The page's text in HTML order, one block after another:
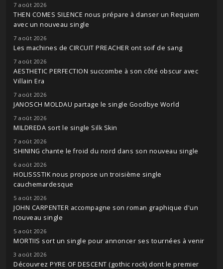
7 août 2026
THEN COMES SILENCE nous prépare à danser un Requiem
avec un nouveau single
7 août 2026
Les machines de CIRCUIT PREACHER ont soif de sang
7 août 2026
AESTHETIC PERFECTION succombe à son côté obscur avec
Villain Era
7 août 2026
JANOSCH MOLDAU partage le single Goodbye World
7 août 2026
MILDREDA sort le single Silk Skin
7 août 2026
SHINING chante le froid du nord dans son nouveau single
6 août 2026
HOLISSSTIK nous propose un troisième single
cauchemardesque
5 août 2026
JOHN CARPENTER accompagne son roman graphique d'un
nouveau single
5 août 2026
MORTIIS sort un single pour annoncer ses tournées à venir
3 août 2026
Découvrez PYRE OF DESCENT (gothic rock) dont le premier